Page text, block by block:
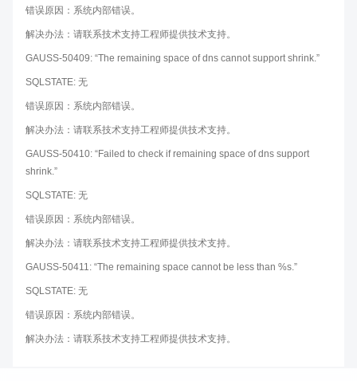
错误原因：系统内部错误。
解决办法：请联系技术支持工程师提供技术支持。
GAUSS-50409: “The remaining space of dns cannot support shrink.”
SQLSTATE: 无
错误原因：系统内部错误。
解决办法：请联系技术支持工程师提供技术支持。
GAUSS-50410: “Failed to check if remaining space of dns support
shrink.”
SQLSTATE: 无
错误原因：系统内部错误。
解决办法：请联系技术支持工程师提供技术支持。
GAUSS-50411: “The remaining space cannot be less than %s.”
SQLSTATE: 无
错误原因：系统内部错误。
解决办法：请联系技术支持工程师提供技术支持。